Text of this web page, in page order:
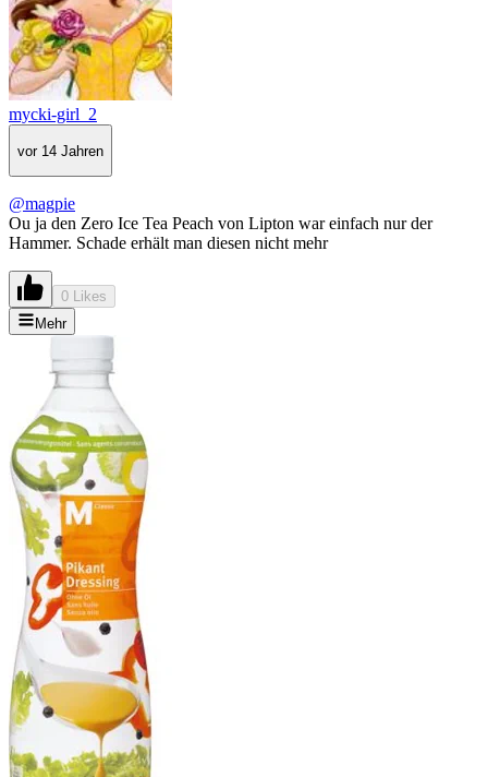
mycki-girl_2
vor 14 Jahren
@magpie
Ou ja den Zero Ice Tea Peach von Lipton war einfach nur der
Hammer. Schade erhält man diesen nicht mehr
0 Likes
Mehr